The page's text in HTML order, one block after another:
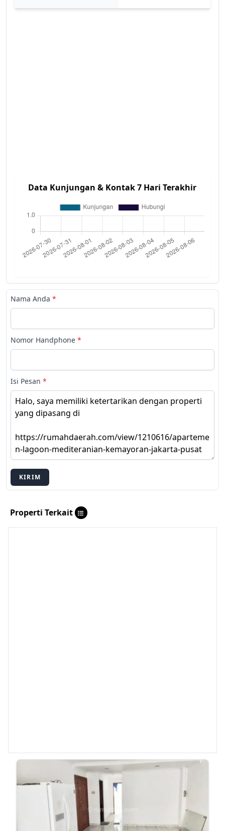
Data Kunjungan & Kontak 7 Hari Terakhir
Nama Anda *
Nomor Handphone *
Isi Pesan *
KIRIM
Properti Terkait